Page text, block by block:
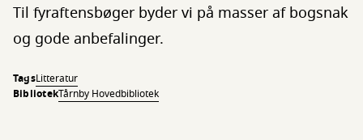
Til fyraftensbøger byder vi på masser af bogsnak
og gode anbefalinger.
TagsLitteratur
BibliotekTårnby Hovedbibliotek